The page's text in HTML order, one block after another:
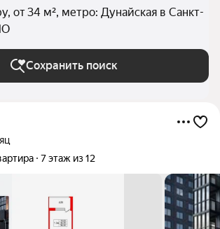
от 34 м², метро: Дунайская в Санкт-
Сохранить поиск
7 этаж из 12